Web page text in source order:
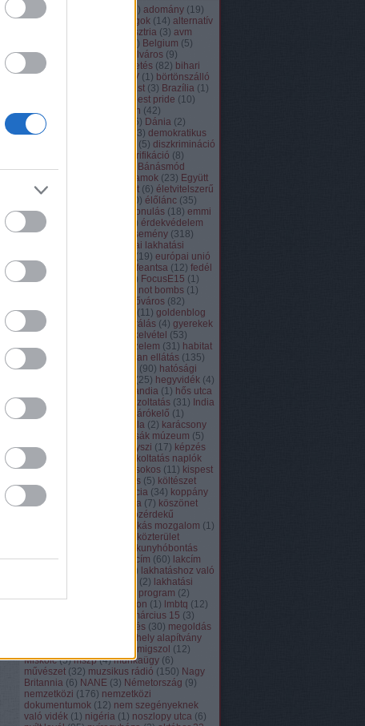
13. kerület ) adomány (19)
airbnb
alkotmányos jogok (14) alternatív
Ausztria (3) avm
) Belgium (5)
belügyminisztérium
belváros (9)
beszámoló
beszélgetés (82) bihari
utca
BKV (1) börtönszálló
börtön helyett lakhatást (3) Brazília (1)
budapest pride (10)
Bulgária
criminalization (42)
Csehország
15) Dánia (2)
debrecen
13) demokratikus
(5) diszkrimináció
dzsentrifikáció (8)
egészségügy
Egyenlő Bánásmód
Egyesült Államok (23) Együtt
) együtt a lakhatásunkért (6) életvitelszerű
340) élőlánc (35)
elsőként lakhatás
elvonulás (18) emmi
(
english ) érdekvédelem
(416 esemény (318)
európai lakhatási
(19) európai unió
bírósága
feantsa (12) fedél
nélkül
) FocusE15 (1)
food not bombs (1)
főváros (82)
francais
(11) goldenblog
(
Görögország guberálás (4) gyerekek
kilakoltatása
gyermekelvétel (53)
gyógyszergyári út
győzelem (31) habitat
for humanity
hajléktalan ellátás (135)
halottak napja
(90) hatósági
(25) hegyvidék (4)
Hollandia (1) hős utca
(
humán platform igazoltatás (31) India
(
Írország járókelő (1)
józsef attila (2) karácsony
kassák múzeum (5)
kecskemét
kenyszi (17) képzés
(
kilakoltatás
kilakoltatás naplók
(4) kiléptető lakások kisokos (11) kispest
koldulás (5) költészet
(
költözés konferencia (34) koppány
utca ( korona (7) köszönet
közérdekű
közmunkás mozgalom (1)
közterület
kunyhóbontás
(130) lakásmenet lakcím (60) lakcím
) lakhatáshoz való
(2) lakhatási
lélek program (2)
lisszabon (1) lmbtq (12)
március 15 (3)
megemlékezés (30) megoldás
menhely alapítvány
migszol (12)
Miskolc (5) mszp (4) munkaügy (6)
művészet (32) muzsikus rádió (150) Nagy
Britannia (6) NANE (3) Németország (9)
nemzetközi (176) nemzetközi
dokumentumok (12) nem szegényeknek
való vidék (1) nigéria (1) noszlopy utca (6)